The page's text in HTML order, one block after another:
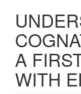
A
WITH